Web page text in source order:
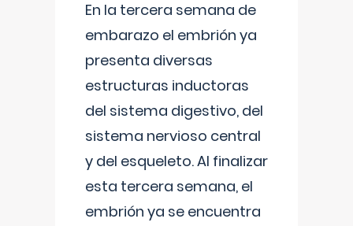
En la tercera semana de
embarazo el embrión ya
presenta diversas
estructuras inductoras
del sistema digestivo, del
sistema nervioso central
y del esqueleto. Al finalizar
esta tercera semana, el
embrión ya se encuentra